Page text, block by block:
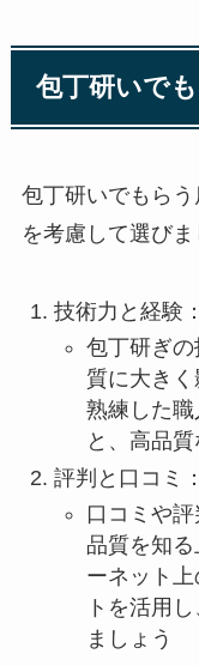
包丁研いで
包丁研いでもら
を考慮して選びま
技術力と経験：
包丁研ぎ
質に大き
熟練した
と、高品
評判と口コミ：
口コミや
品質を知
ーネット
トを活用
ましょう